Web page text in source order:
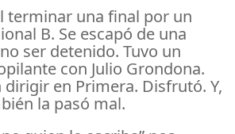
terminar una final por un
B. Se escapó de una
ser detenido. Tuvo un
con Julio Grondona.
dirigir en Primera. Disfrutó. Y,
la pasó mal.